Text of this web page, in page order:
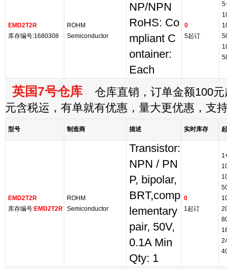
EMD2T2R
库存编号:1680308
ROHM
Semiconductor
NP/NPN
RoHS: Co
mpliant C
ontainer:
Each
0
5起订
英国7号仓库 仓库直销，订单金额100元
元含税运，有单就有优惠，量大更优惠，支
型号 制造商 描述 实时库存
EMD2T2R
库存编号:EMD2T2R
ROHM
Semiconductor
Transistor:
NPN / PN
P, bipolar,
BRT,comp
lementary
pair, 50V,
0.1A Min
Qty: 1
0
1起订